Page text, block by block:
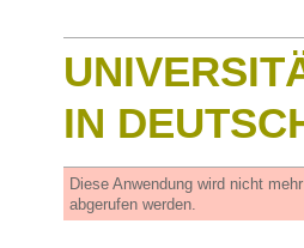
IN
Diese Anwendung wird nicht
abgerufen werden.